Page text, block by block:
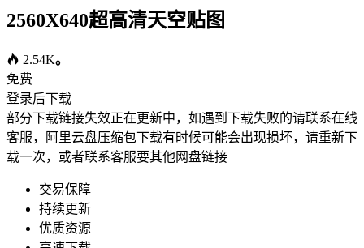
2560X640超高清天空贴图
2.54K。
免费
登录后下载
部分下载链接失效正在更新中，如遇到下载失败的请联系在线
客服，阿里云盘压缩包下载有时候可能会出现损坏，请重新下
载一次，或者联系客服要其他网盘链接
交易保障
持续更新
优质资源